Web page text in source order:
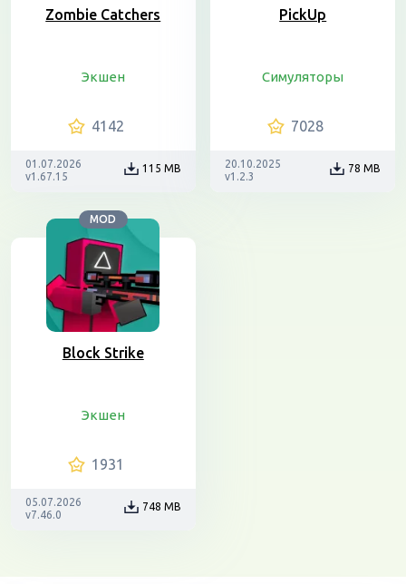
Zombie Catchers
Экшен
4142
01.07.2026
v1.67.15
115 MB
PickUp
Симуляторы
7028
20.10.2025
v1.2.3
78 MB
MOD
Block Strike
Экшен
1931
05.07.2026
v7.46.0
748 MB